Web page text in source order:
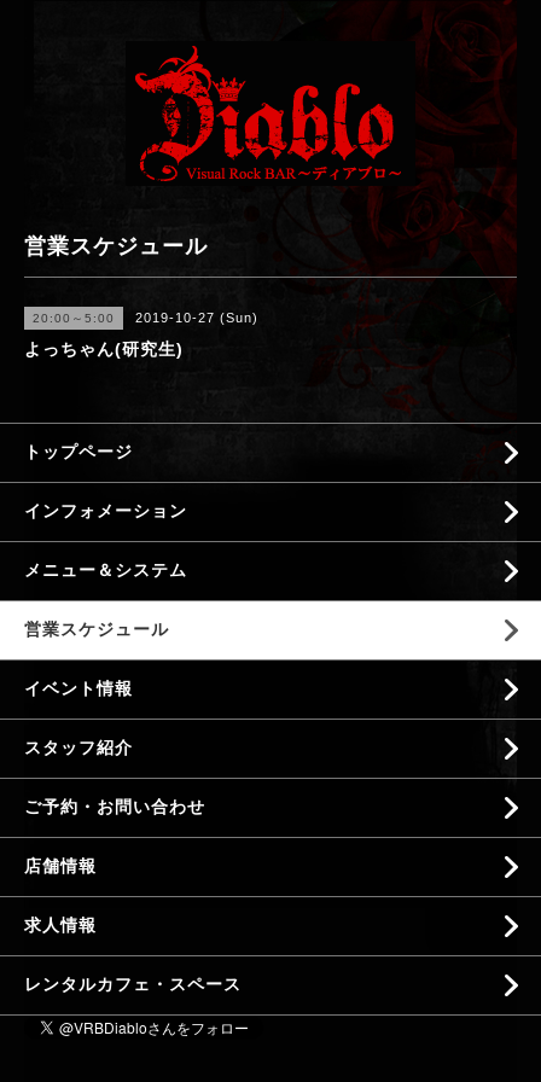
営業スケジュール
20:00～5:00 2019-10-27 (Sun)
よっちゃん(研究生)
トップページ
インフォメーション
メニュー＆システム
営業スケジュール
イベント情報
スタッフ紹介
ご予約・お問い合わせ
店舗情報
求人情報
レンタルカフェ・スペース